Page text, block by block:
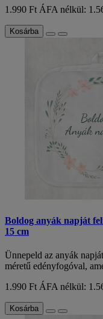
1.990 FtÁFA nélkül:
Kosárba
Boldog anyák napját
15 cm
Ünnepeld az anyák
méretű edényfogóval,
1.990 Ft ÁFA nélkül:
Kosárba